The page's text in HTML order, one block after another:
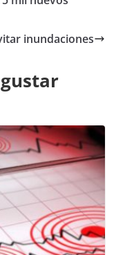
inundaciones